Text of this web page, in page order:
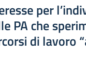
per
PA che
di lavoro